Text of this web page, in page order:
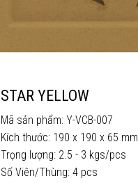
STAR YELLOW
Mã sản phẩm: Y-VCB-007
Kích thước: 190 x 190 x 65 mm
Trọng lượng: 2.5 - 3 kgs/pcs
Số Viên/Thùng: 4 pcs